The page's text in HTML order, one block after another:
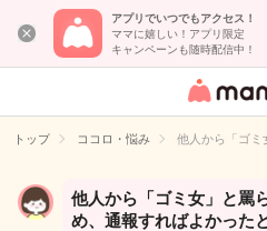
アプリでいつでもアクセス！
ママに嬉しい！アプリ限定
キャンペーンも随時配信中！
女性専用
イト
トップ ココロ・悩み 他人から「ゴミ
他人から「ゴミ女」と罵
め、通報すればよかった